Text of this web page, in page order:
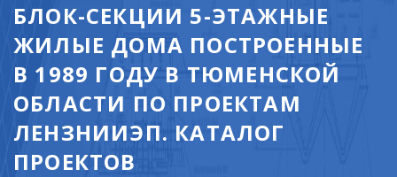
БЛОК-СЕКЦИИ 5-ЭТАЖНЫЕ
ЖИЛЫЕ ДОМА ПОСТРОЕННЫЕ
В 1989 ГОДУ В ТЮМЕНСКОЙ
ОБЛАСТИ ПО ПРОЕКТАМ
ЛЕНЗНИИЭП. КАТАЛОГ
ПРОЕКТОВ